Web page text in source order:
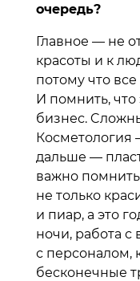
очередь?
Главное — не
красоты и к
потому что
И помнить,
бизнес.
Косметология
дальше —
важно
не только
и пиар, а это
ночи, работа с
с персоналом,
бесконечные